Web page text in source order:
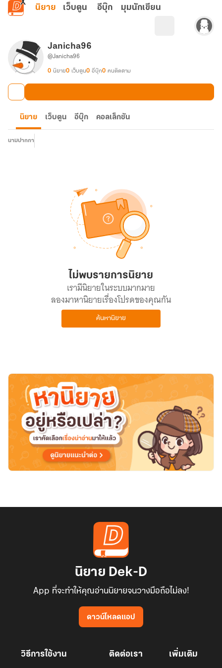
ข้ามไปยังเนื้อหาหลัก
นิยาย เว็บตูน อีบุ๊ก มุมนักเขียน
Janicha96
@Janicha96
0 นิยาย0 เว็บตูน0 อีบุ๊ก0 คนติดตาม
นิยาย เว็บตูน อีบุ๊ก คอลเล็กชัน
นามปากกา
ไม่พบรายการนิยาย
เรามีนิยายในระบบมากมาย
ลองมาหานิยายเรื่องโปรดของคุณกัน
ค้นหานิยาย
นิยาย Dek-D
App ที่จะทำให้คุณอ่านนิยายจนวางมือถือไม่ลง!
ดาวน์โหลดแอป
วิธีการใช้งาน ติดต่อเรา เพิ่มเติม